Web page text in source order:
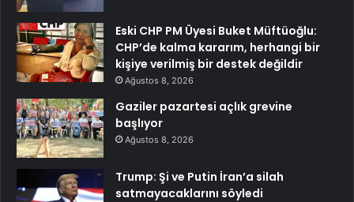
Eski CHP PM Üyesi Buket Müftüoğlu:
CHP’de kalma kararım, herhangi bir
kişiye verilmiş bir destek değildir
Ağustos 8, 2026
Gaziler pazartesi açlık grevine
başlıyor
Ağustos 8, 2026
Trump: Şi ve Putin İran’a silah
satmayacaklarını söyledi